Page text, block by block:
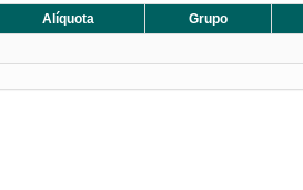
Alíquota Grupo